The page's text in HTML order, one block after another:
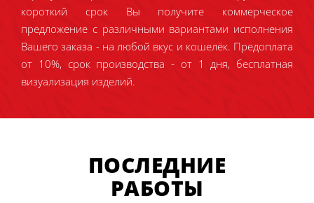
короткий срок Вы получите коммерческое
предложение с различными вариантами исполнения
Вашего заказа - на любой вкус и кошелёк. Предоплата
от 10%, срок производства - от 1 дня, бесплатная
визуализация изделий.
ПОСЛЕДНИЕ
РАБОТЫ